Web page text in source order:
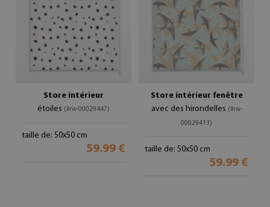
Store intérieur
étoiles (#rw-00029447)
taille de: 50x50 cm
59.99 €
Store intérieur fenêtre
avec des hirondelles (#rw-
00029413)
taille de: 50x50 cm
59.99 €